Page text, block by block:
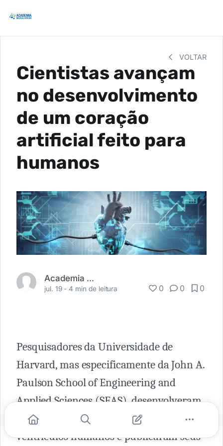
VOLTAR
Cientistas avançam
no desenvolvimento
de um coração
artificial feito para
humanos
Academia Médica
jul. 19 -4 min de leitura 0 0 0
Pesquisadores da Universidade de
Harvard, mas especificamente da John A.
Paulson School of Engineering and
Applied Sciences (SEAS), desenvolveram
o primeiro modelo biohíbrido de
ventrículos humanos e publicaram seus